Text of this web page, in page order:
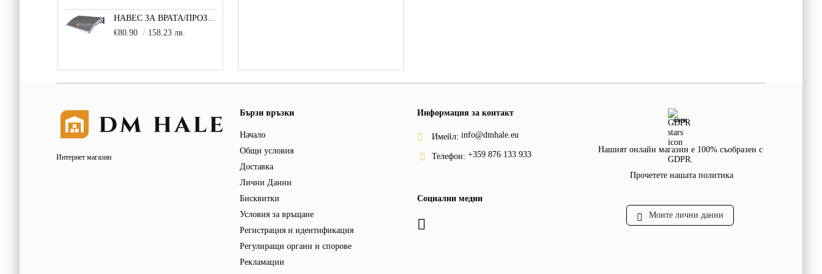
НАВЕС ЗА ВРАТА/ПРОЗОРЕЦ 100Х150 СМ, СИВО-СИВО
€80.90
158.23 лв.
Интернет магазин
Бързи връзки
Начало
Общи условия
Доставка
Лични Данни
Бисквитки
Условия за връщане
Регистрация и идентификация
Регулиращи органи и спорове
Рекламации
Информация за контакт
Имейл: info@dmhale.eu
Телефон: +359 876 133 933
Социални медии
GDPR
Нашият онлайн магазин е 100% съобразен с
GDPR.
Прочетете нашата политика
Моите лични данни